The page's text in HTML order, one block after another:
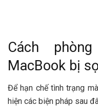
Cách
MacBook bị
Để hạn chế tình trạng
hiện các biện pháp sau